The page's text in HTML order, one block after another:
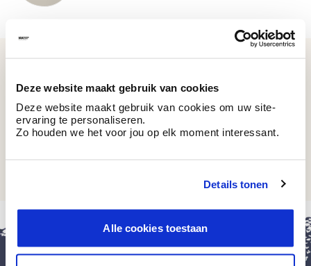
Deze website maakt gebruik van cookies
Deze website maakt gebruik van cookies om uw site-
ervaring te personaliseren.
Zo houden we het voor jou op elk moment interessant.
Details tonen
Alle cookies toestaan
BOSS
fermer